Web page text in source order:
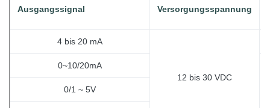
Ausgangssignal Versorgungsspannung
4 bis 20 mA
12 bis 30 VDC
0~10/20mA
0/1 ~ 5V